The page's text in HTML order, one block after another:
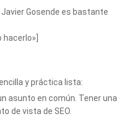
Javier Gosende es bastante
y práctica lista:
asunto en común. Tener una
de vista de SEO.